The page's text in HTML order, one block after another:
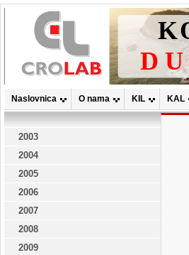
Naslovnica O nama KIL KAL
2003
2004
2005
2006
2007
2008
2009